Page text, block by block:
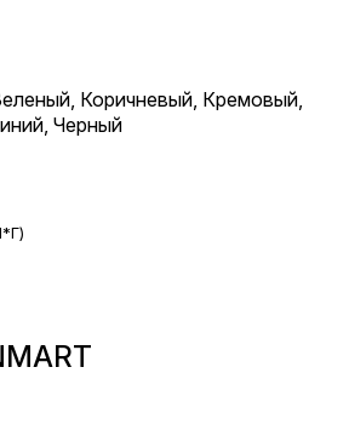
Коричневый Кремовый
Черный